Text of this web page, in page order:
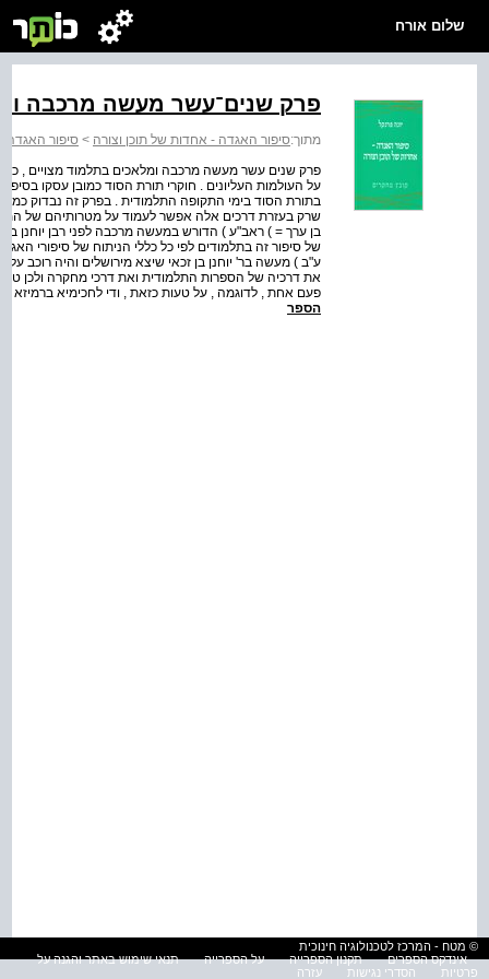
שלום אורח
פרק שנים־עשר מעשה מרכבה
מתוך:סיפור האגדה - אחדות של תוכן וצורה > סיפור האגדה
פרק שנים עשר מעשה מרכבה ומלאכים בתלמוד מצויים ,
על העולמות העליונים . חוקרי תורת הסוד כמובן עסקו
בתורת הסוד בימי התקופה התלמודית . בפרק זה נבדוק
שרק בעזרת דרכים אלה אפשר לעמוד על מטרותיהם של
בן ערך = ) ראב"ע ) הדורש במעשה מרכבה לפני רבן יוחנן
את דרכיה של הספרות התלמודית ואת דרכי מחקרה ולכן
פעם אחת , לדוגמה , על טעות כזאת , ודי לחכימיא ברמיזא . . 2 עיינו בניתוחו ובניתוח מקבילותיו אצל אורבך ,
הספר
© מטח - המרכז לטכנולוגיה חינוכית
אינדקס הספרים
תקנון הספרייה על הספרייה
תנאי שימוש באתר והגנה על
פרטיות
הסדרי נגישות עזרה